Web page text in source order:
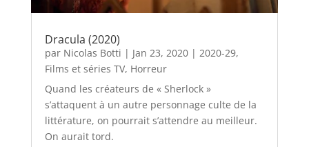
Dracula (2020)
par Nicolas Botti | Jan 23, 2020| 2020-29,
Films et séries TV, Horreur
Quand les créateurs de « Sherlock »
s’attaquent à un autre personnage culte de la
littérature, on pourrait s’attendre au meilleur.
On aurait tord.